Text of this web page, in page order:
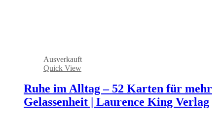
Ausverkauft
Quick View
Ruhe im Alltag – 52 Karten für mehr
Gelassenheit | Laurence King Verlag